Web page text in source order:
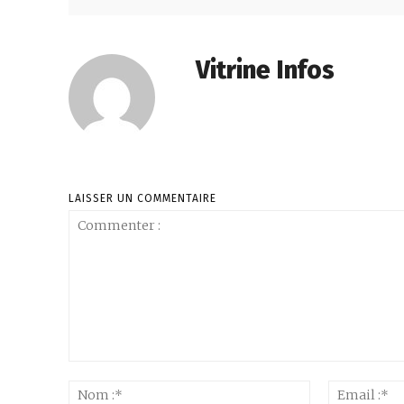
Vitrine Infos
LAISSER UN COMMENTAIRE